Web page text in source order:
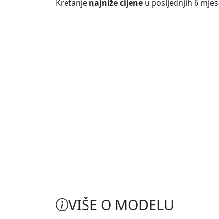
Kretanje najniže cijene u posljednjih 6
VIŠE O MODELU